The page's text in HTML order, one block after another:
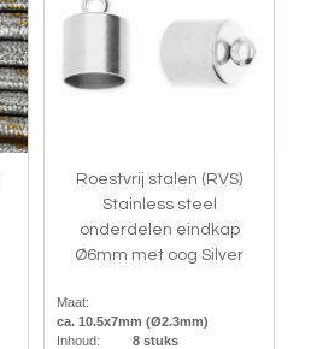
Roestvrij stalen (RVS)
Stainless steel
onderdelen eindkap
Ø6mm met oog Silver
Maat:
ca. 10.5x7mm (Ø2.3mm)
Inhoud:
8 stuks